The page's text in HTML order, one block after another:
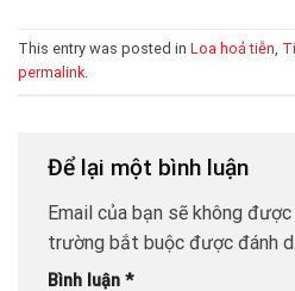
This entry was posted in Loa hoả tiễn,
permalink.
Để lại một bình luận
Email của bạn sẽ không
trường bắt buộc được đánh
Bình luận *